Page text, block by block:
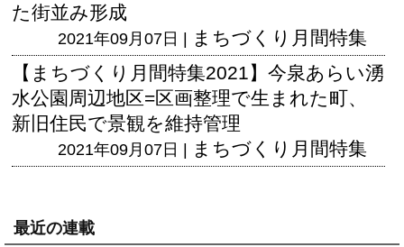
た街並み形成
2021年09月07日 | まちづくり月間特集
【まちづくり月間特集2021】今泉あらい湧
水公園周辺地区=区画整理で生まれた町、
新旧住民で景観を維持管理
2021年09月07日 | まちづくり月間特集
最近の連載